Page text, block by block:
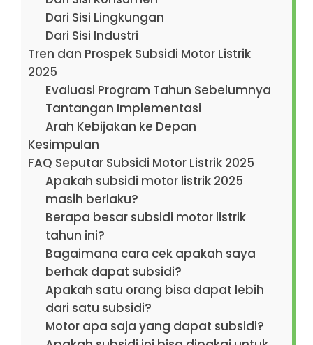
Dari Sisi Lingkungan
Dari Sisi Industri
Tren dan Prospek Subsidi Motor Listrik
2025
Evaluasi Program Tahun Sebelumnya
Tantangan Implementasi
Arah Kebijakan ke Depan
Kesimpulan
FAQ Seputar Subsidi Motor Listrik 2025
Apakah subsidi motor listrik 2025
masih berlaku?
Berapa besar subsidi motor listrik
tahun ini?
Bagaimana cara cek apakah saya
berhak dapat subsidi?
Apakah satu orang bisa dapat lebih
dari satu subsidi?
Motor apa saja yang dapat subsidi?